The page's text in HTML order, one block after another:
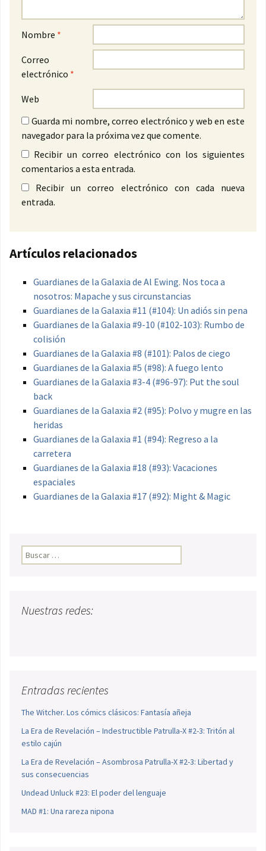
Nombre *
Correo
electrónico *
Web
Guarda mi nombre, correo electrónico y web en este
navegador para la próxima vez que comente.
Recibir un correo electrónico con los siguientes
comentarios a esta entrada.
Recibir un correo electrónico con cada nueva
entrada.
Artículos relacionados
Guardianes de la Galaxia de Al Ewing. Nos toca a
nosotros: Mapache y sus circunstancias
Guardianes de la Galaxia #11 (#104): Un adiós sin pena
Guardianes de la Galaxia #9-10 (#102-103): Rumbo de
colisión
Guardianes de la Galaxia #8 (#101): Palos de ciego
Guardianes de la Galaxia #5 (#98): A fuego lento
Guardianes de la Galaxia #3-4 (#96-97): Put the soul
back
Guardianes de la Galaxia #2 (#95): Polvo y mugre en las
heridas
Guardianes de la Galaxia #1 (#94): Regreso a la
carretera
Guardianes de la Galaxia #18 (#93): Vacaciones
espaciales
Guardianes de la Galaxia #17 (#92): Might & Magic
Buscar:
Nuestras redes:
Entradas recientes
The Witcher. Los cómics clásicos: Fantasía añeja
La Era de Revelación – Indestructible Patrulla-X #2-3: Tritón al
estilo cajún
La Era de Revelación – Asombrosa Patrulla-X #2-3: Libertad y
sus consecuencias
Undead Unluck #23: El poder del lenguaje
MAD #1: Una rareza nipona